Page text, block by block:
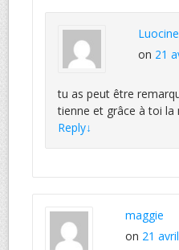
Luocine
on 21
tu as peut être
tienne et grâce à toi la
Reply↓
maggie
on 21